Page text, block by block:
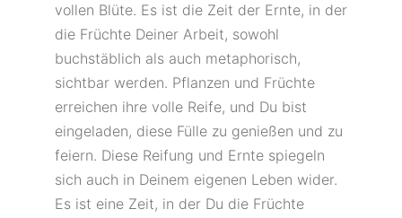
vollen Blüte. Es ist die Zeit der Ernte, in der
die Früchte Deiner Arbeit, sowohl
buchstäblich als auch metaphorisch,
sichtbar werden. Pflanzen und Früchte
erreichen ihre volle Reife, und Du bist
eingeladen, diese Fülle zu genießen und zu
feiern. Diese Reifung und Ernte spiegeln
sich auch in Deinem eigenen Leben wider.
Es ist eine Zeit, in der Du die Früchte